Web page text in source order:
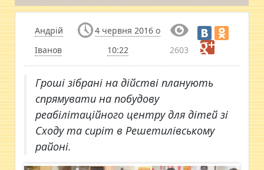
Андрій
Іванов
4 червня 2016 о
10:22
2603
Гроші зібрані на дійстві планують
спрямувати на побудову
реабілітаційного центру для дітей зі
Сходу та сиріт в Решетилівському
районі.